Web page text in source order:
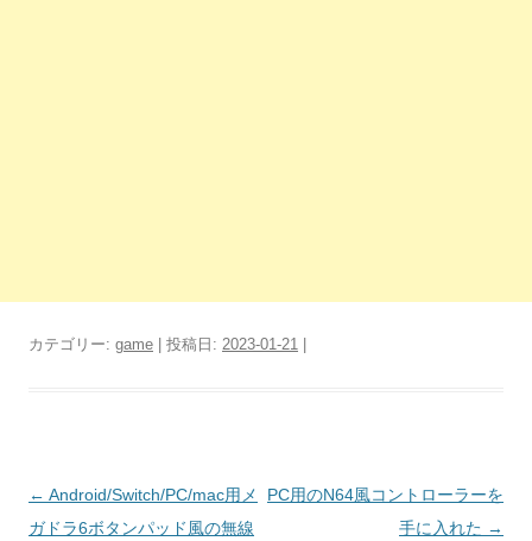
カテゴリー: game | 投稿日: 2023-01-21
投
稿
← Android/Switch/PC/mac用メ
ガドラ6ボタンパッド風の無線
PC用のN64風コントローラーを
手に入れた →